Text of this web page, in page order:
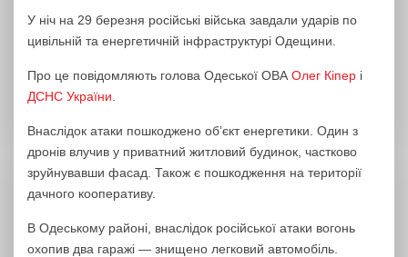
У ніч на 29 березня російські війська завдали ударів по
цивільній та енергетичній інфраструктурі Одещини.
Про це повідомляють голова Одеської ОВА Олег Кіпер і
ДСНС України
Внаслідок атаки пошкоджено обʼєкт енергетики. Один з
дронів влучив у приватний житловий будинок, частково
зруйнувавши фасад. Також є пошкодження на території
дачного кооперативу.
В Одеському районі, внаслідок російської атаки вогонь
охопив два гаражі — знищено легковий автомобіль.